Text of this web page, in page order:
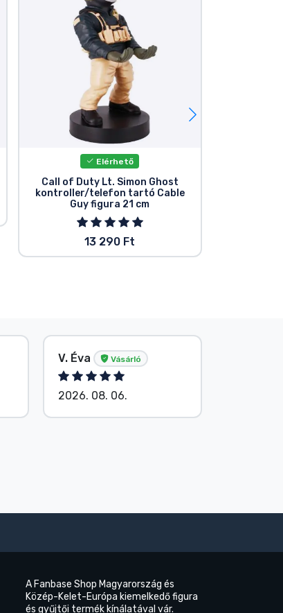
Elérhető
Call of Duty Lt. Simon Ghost
kontroller/telefon tartó Cable
Guy figura 21 cm
13 290 Ft
V. Éva Vásárló
2026. 08. 06.
A Fanbase Shop Magyarország és
Közép-Kelet-Európa kiemelkedő figura
és gyűjtői termék kínálatával vár.